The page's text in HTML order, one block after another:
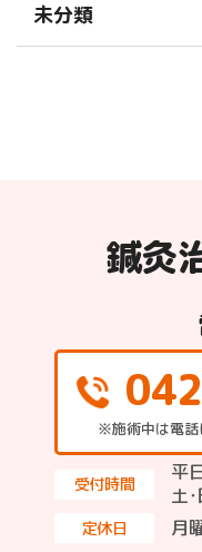
未分類
鍼灸
※施術中は電話
受付時間
平
土
定休日 月